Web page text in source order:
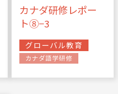
カナダ研修レポー
ト⑧−3
グローバル教育
カナダ語学研修